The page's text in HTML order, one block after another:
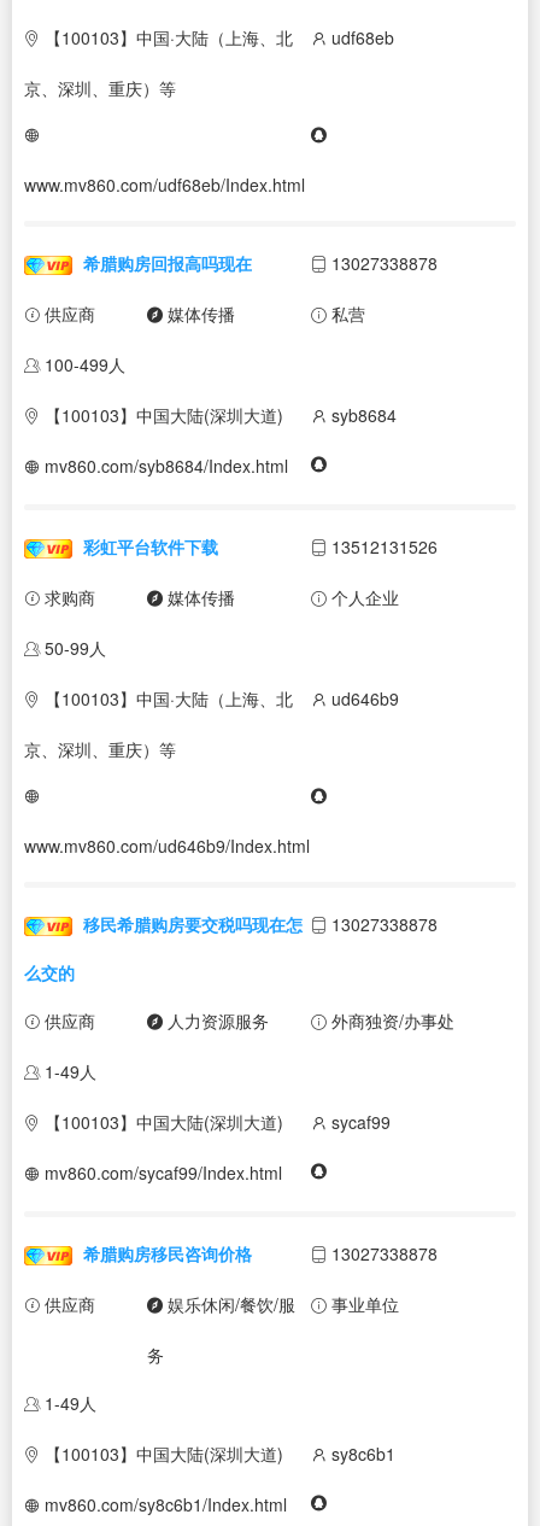
【100103】中国·大陆（上海、北
京、深圳、重庆）等
udf68eb
www.mv860.com/udf68eb/Index.html
希腊购房回报高吗现在 13027338878
供应商 媒体传播 私营
100-499人
【100103】中国大陆(深圳大道) syb8684
mv860.com/syb8684/Index.html
彩虹平台软件下载 13512131526
求购商 媒体传播 个人企业
50-99人
【100103】中国·大陆（上海、北
京、深圳、重庆）等
ud646b9
www.mv860.com/ud646b9/Index.html
移民希腊购房要交税吗现在怎
么交的
13027338878
供应商 人力资源服务 外商独资/办事处
1-49人
【100103】中国大陆(深圳大道) sycaf99
mv860.com/sycaf99/Index.html
希腊购房移民咨询价格 13027338878
供应商 娱乐休闲/餐饮/服
务
事业单位
1-49人
【100103】中国大陆(深圳大道) sy8c6b1
mv860.com/sy8c6b1/Index.html